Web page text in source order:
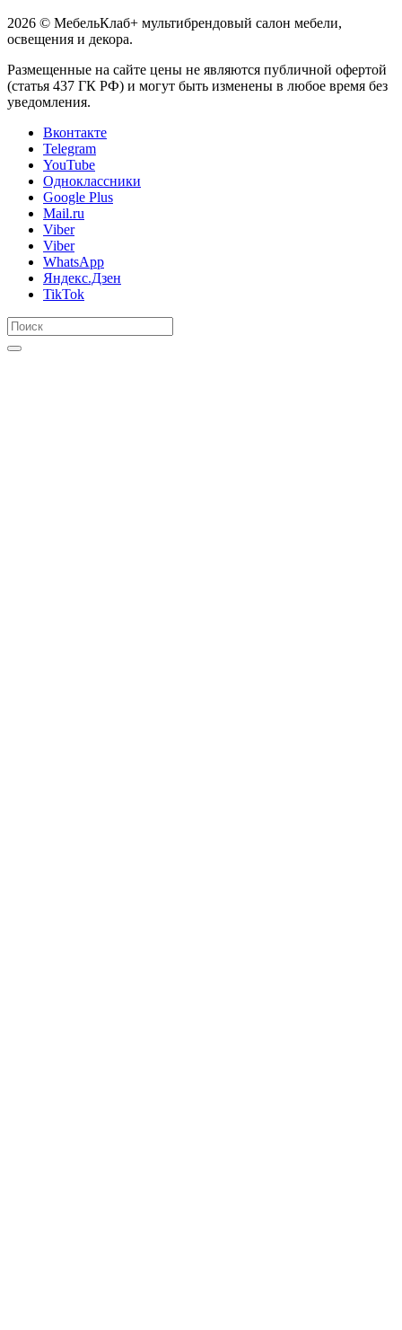
2026 © МебельКлаб+ мультибрендовый салон мебели,
освещения и декора.
Размещенные на сайте цены не являются публичной офертой
(статья 437 ГК РФ) и могут быть изменены в любое время без
уведомления.
Вконтакте
Telegram
YouTube
Одноклассники
Google Plus
Mail.ru
Viber
Viber
WhatsApp
Яндекс.Дзен
TikTok